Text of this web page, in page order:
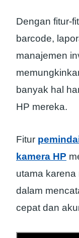
Dengan fitur-
barcode,
manajemen
banyak hal
HP mereka.
Fitur
kamera HP
utama
dalam
cepat dan